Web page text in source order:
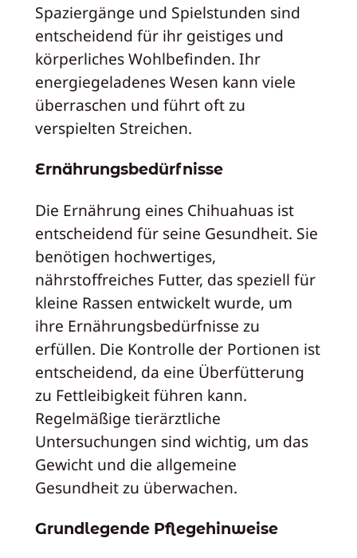
Spaziergänge und Spielstunden sind
entscheidend für ihr geistiges und
körperliches Wohlbefinden. Ihr
energiegeladenes Wesen kann viele
überraschen und führt oft zu
verspielten Streichen.
Ernährungsbedürfnisse
Die Ernährung eines Chihuahuas ist
entscheidend für seine Gesundheit. Sie
benötigen hochwertiges,
nährstoffreiches Futter, das speziell für
kleine Rassen entwickelt wurde, um
ihre Ernährungsbedürfnisse zu
erfüllen. Die Kontrolle der Portionen ist
entscheidend, da eine Überfütterung
zu Fettleibigkeit führen kann.
Regelmäßige tierärztliche
Untersuchungen sind wichtig, um das
Gewicht und die allgemeine
Gesundheit zu überwachen.
Grundlegende Pflegehinweise